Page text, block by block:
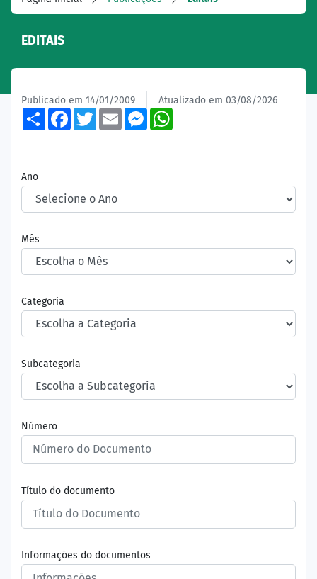
EDITAIS
Publicado em 14/01/2009 Atualizado em 03/08/2026
ShareFacebook
TwitterEmailMessenger
Ano
Mês
Categoria
Subcategoria
Número
Título do documento
Informações do documentos